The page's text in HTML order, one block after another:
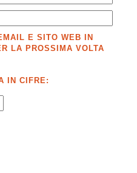
E SITO WEB IN
LA PROSSIMA VOLTA
IN CIFRE: